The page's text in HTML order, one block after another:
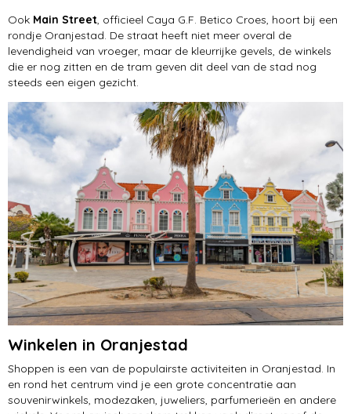
Ook Main Street , officieel Caya G.F. Betico Croes, hoort bij een
rondje Oranjestad. De straat heeft niet meer overal de
levendigheid van vroeger, maar de kleurrijke gevels, de winkels
die er nog zitten en de tram geven dit deel van de stad nog
steeds een eigen gezicht.
Winkelen in Oranjestad
Shoppen is een van de populairste activiteiten in Oranjestad. In
en rond het centrum vind je een grote concentratie aan
souvenirwinkels, modezaken, juweliers, parfumerieën en andere